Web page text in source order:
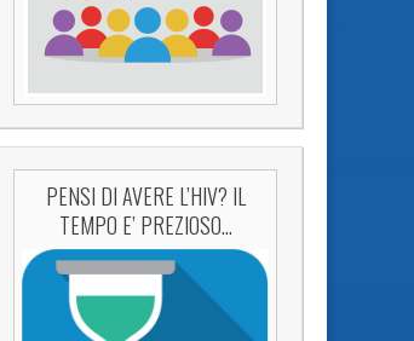
PENSI DI AVERE L’HIV? IL
TEMPO E’ PREZIOSO…